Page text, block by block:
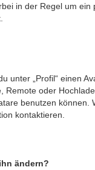
in der Regel um
unter „Profil“ einen
Remote oder
benutzen können.
kontaktieren.
ändern?